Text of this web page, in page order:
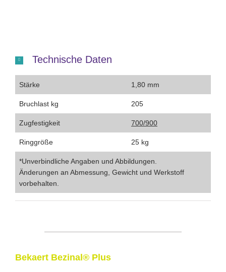
Technische Daten
Stärke 1,80 mm
Bruchlast kg 205
Zugfestigkeit 700/900
Ringgröße 25 kg
*Unverbindliche Angaben und Abbildungen.
Änderungen an Abmessung, Gewicht und Werkstoff
vorbehalten.
Bekaert Bezinal® Plus